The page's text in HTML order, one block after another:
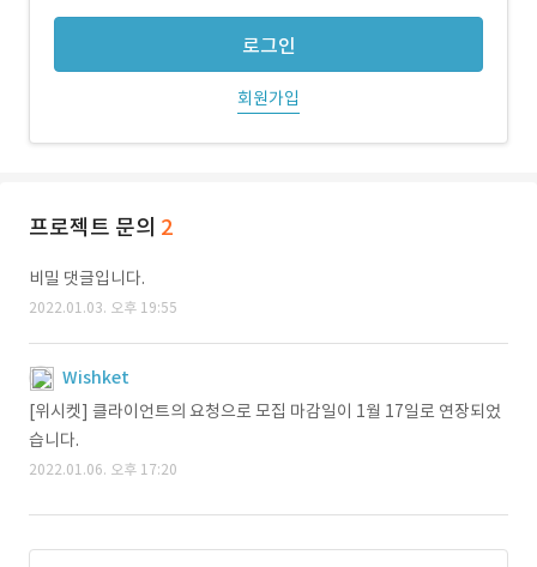
로그인
회원가입
프로젝트 문의 2
비밀 댓글입니다.
2022.01.03. 오후 19:55
Wishket
[위시켓] 클라이언트의 요청으로 모집 마감일이 1월 17일로 연장되었
습니다.
2022.01.06. 오후 17:20